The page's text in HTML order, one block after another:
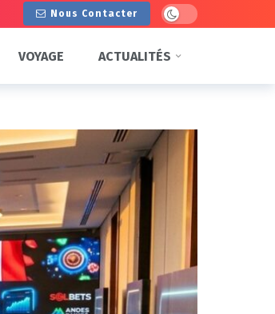
Nous Contacter Dark mode
VOYAGE ACTUALITÉS